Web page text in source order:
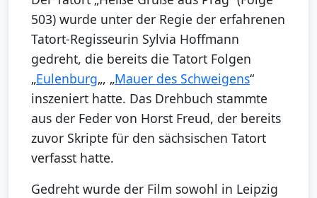
503) wurde unter der Regie der erfahrenen
Tatort-Regisseurin Sylvia Hoffmann
gedreht, die bereits die Tatort Folgen
„Eulenburg„, „Mauer des Schweigens“
inszeniert hatte. Das Drehbuch stammte
aus der Feder von Horst Freud, der bereits
zuvor Skripte für den sächsischen Tatort
verfasst hatte.
Gedreht wurde der Film sowohl in Leipzig